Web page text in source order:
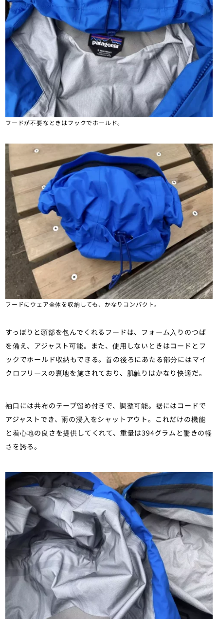
フードが不要なときはフックでホールド。
フードにウェア全体を収納しても、かなりコンパクト。
すっぽりと頭部を包んでくれるフードは、フォーム入りのつば
を備え、アジャスト可能。また、使用しないときはコードとフ
ックでホールド収納もできる。首の後ろにあたる部分にはマイ
クロフリースの裏地を施されており、肌触りはかなり快適だ。
袖口には共布のテープ留め付きで、調整可能。裾にはコードで
アジャストでき、雨の浸入をシャットアウト。これだけの機能
と着心地の良さを提供してくれて、重量は394グラムと驚きの軽
さを誇る。